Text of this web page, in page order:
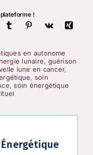
!
en autonome
lunaire, guérison
lune en cancer,
, soin
, soin énergétique